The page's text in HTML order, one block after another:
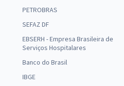
PETROBRAS
SEFAZ DF
EBSERH - Empresa Brasileira de
Serviços Hospitalares
Banco do Brasil
IBGE